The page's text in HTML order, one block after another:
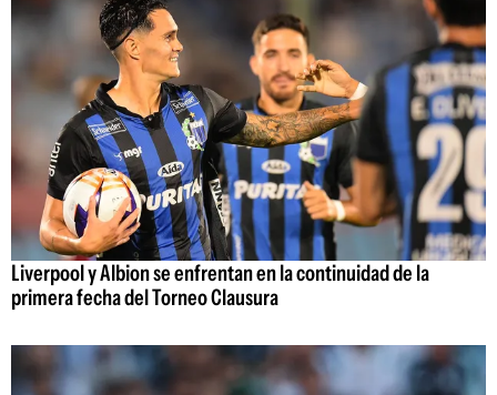
Liverpool y Albion se enfrentan en la continuidad de la
primera fecha del Torneo Clausura